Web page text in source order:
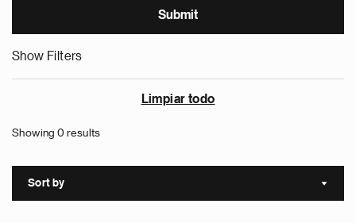
Show Filters
Limpiar todo
Showing 0 results
Sort by Sort